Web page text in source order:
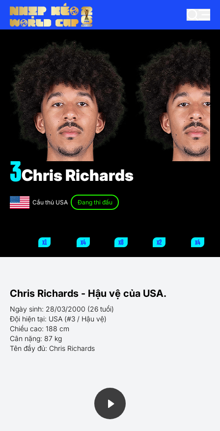
Cầu thủ USA Đang thi đấu
3Chris Richards
x1 x4 x8 x2 x4
Chris Richards - Hậu vệ của USA.
Ngày sinh: 28/03/2000 (26 tuổi)
Đội hiện tại: USA (#3 / Hậu vệ)
Chiều cao: 188 cm
Cân nặng: 87 kg
Tên đầy đủ: Chris Richards